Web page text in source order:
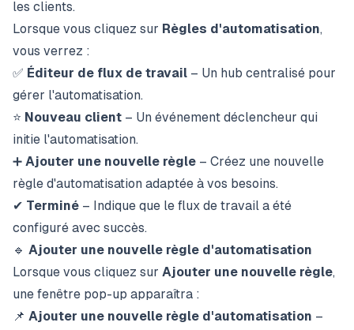
les clients.
Lorsque vous cliquez sur Règles d'automatisation,
vous verrez :
✅ Éditeur de flux de travail – Un hub centralisé pour
gérer l'automatisation.
⭐ Nouveau client – Un événement déclencheur qui
initie l'automatisation.
➕ Ajouter une nouvelle règle – Créez une nouvelle
règle d'automatisation adaptée à vos besoins.
✔ Terminé – Indique que le flux de travail a été
configuré avec succès.
🔹 Ajouter une nouvelle règle d'automatisation
Lorsque vous cliquez sur Ajouter une nouvelle règle,
une fenêtre pop-up apparaîtra :
📌 Ajouter une nouvelle règle d'automatisation –